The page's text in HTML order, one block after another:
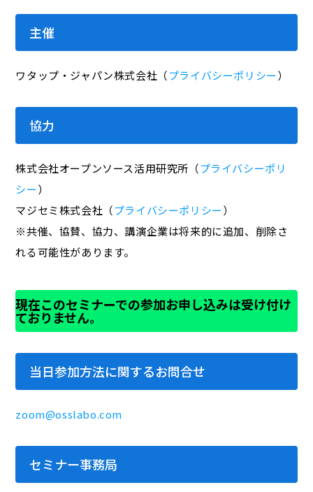
主催
ワタップ・ジャパン株式会社（プライバシーポリシー）
協力
株式会社オープンソース活用研究所（プライバシーポリ
シー）
マジセミ株式会社（プライバシーポリシー）
※共催、協賛、協力、講演企業は将来的に追加、削除さ
れる可能性があります。
現在このセミナーでの参加お申し込みは受け付け
ておりません。
当日参加方法に関するお問合せ
zoom@osslabo.com
セミナー事務局